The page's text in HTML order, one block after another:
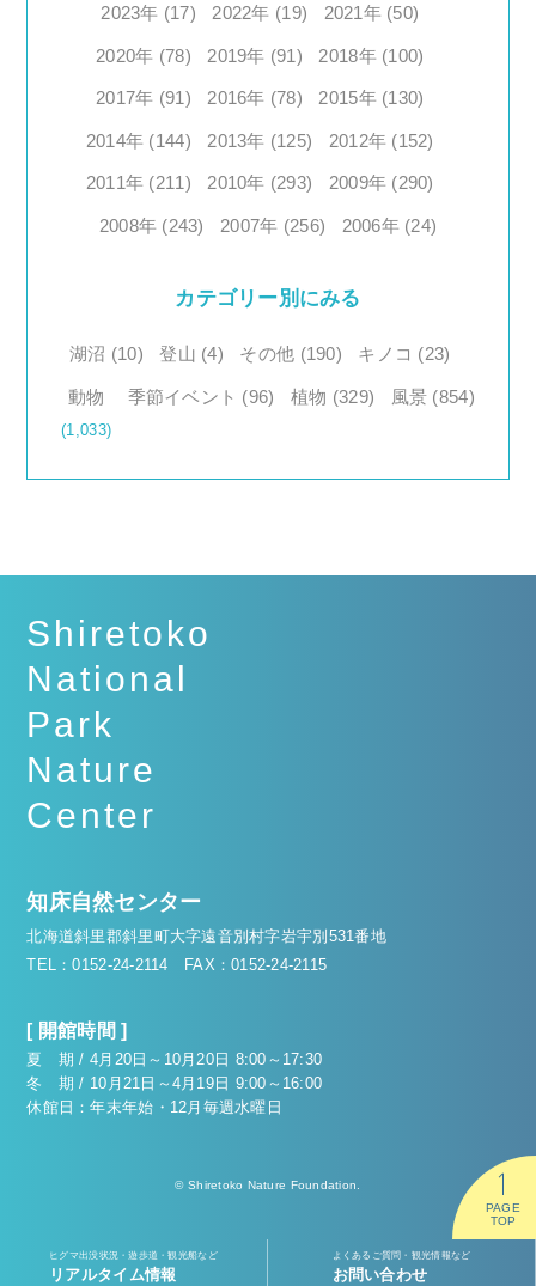
2023年 (17) 2022年 (19) 2021年 (50)
2020年 (78) 2019年 (91) 2018年 (100)
2017年 (91) 2016年 (78) 2015年 (130)
2014年 (144) 2013年 (125) 2012年 (152)
2011年 (211) 2010年 (293) 2009年 (290)
2008年 (243) 2007年 (256) 2006年 (24)
カテゴリー別にみる
湖沼 (10) 登山 (4) その他 (190) キノコ (23)
動物
(1,033)
季節イベント (96) 植物 (329) 風景 (854)
Shiretoko
National
Park
Nature
Center
知床自然センター
北海道斜里郡斜里町大字遠音別村字岩宇別531番地
TEL：0152-24-2114 FAX：0152-24-2115
[ 開館時間 ]
夏 期 / 4月20日～10月20日 8:00～17:30
冬 期 / 10月21日～4月19日 9:00～16:00
休館日：年末年始・12月毎週水曜日
© Shiretoko Nature Foundation.
ヒグマ出没状況・遊歩道・観光船など
リアルタイム情報
よくあるご質問・観光情報など
お問い合わせ
PAGE
TOP